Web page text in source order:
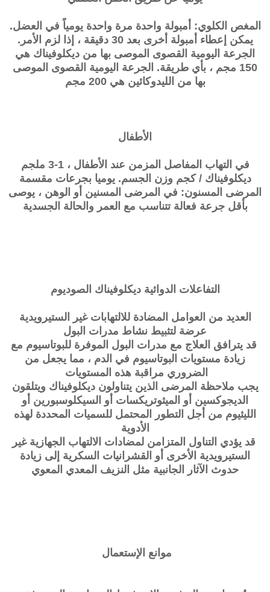
المغص الكلوي: أمبولة واحدة مرة واحدة يومياً في العضل.
يمكن إعطاء أمبولة أخرى بعد 30 دقيقة ، إذا لزم الأمر.
الجرعة اليومية القصوى الموصى بها من ديكلوفيناك هي
150 مجم ، بأي طريقة. الجرعة اليومية القصوى الموصى
بها من الليدوكائين هي 200 مجم
الأطفال
في التهاب المفاصل المزمن عند الأطفال ، 1-3 ملجم
ديكلوفيناك / كجم وزن الجسم. يوميا بجرعات مقسمة
المرضى المسنون: في المرضى المسنين أو الوهن ، يوصى
بأقل جرعة فعالة تتناسب مع العمر والحالة الجسدية
التفاعلات الدوائيةديكلوفيناك الصوديوم
العديد من العوامل المضادة للالتهابات غير الستيرويدية
عرضة لتثبيط نشاط مدرات البول
قد يترافق العلاج مع مدرات البول الموفرة للبوتاسيوم مع
زيادة مستويات البوتاسيوم في الدم ، مما يجعل من
الضروري مراقبة هذه المستويات
يجب ملاحظة المرضى الذين يتناولون ديكلوفيناك ويتلقون
الديجوكسين أو الميثوتريكسات أو السيكلوسبورين أو
الليثيوم من أجل التطور المحتمل للسميات المحددة لهذه
الأدوية
قد يؤدي التناول المتزامن لمضادات الالتهاب الجهازية غير
الستيرويدية الأخرى أو القشرانيات السكرية إلى زيادة
حدوث الآثار الجانبية مثل النزيف المعدي المعوي
موانع الإستعمال